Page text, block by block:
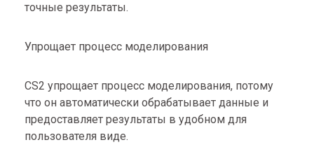
точные результаты.
Упрощает процесс моделирования
CS2 упрощает процесс моделирования, потому
что он автоматически обрабатывает данные и
предоставляет результаты в удобном для
пользователя виде.